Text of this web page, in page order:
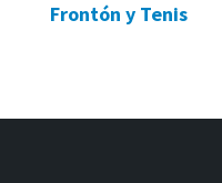
Frontón y Tenis